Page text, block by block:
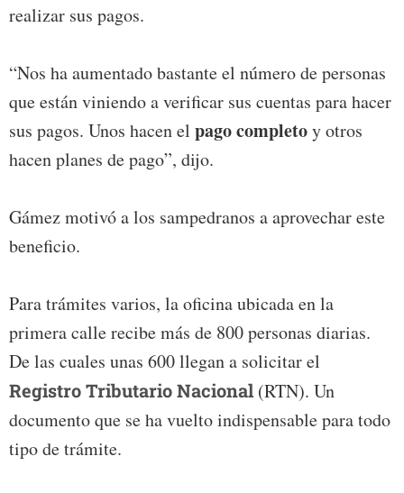
realizar sus pagos.
“Nos ha aumentado bastante el número de personas
que están viniendo a verificar sus cuentas para hacer
sus pagos. Unos hacen el pago completoy otros
hacen planes de pago”, dijo.
Gámez motivó a los sampedranos a aprovechar este
beneficio.
Para trámites varios, la oficina ubicada en la
primera calle recibe más de 800 personas diarias.
De las cuales unas 600 llegan a solicitar el
Registro Tributario Nacional (RTN). Un
documento que se ha vuelto indispensable para todo
tipo de trámite.